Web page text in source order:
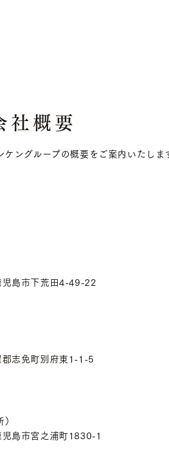
社概要
ングループの概要をご案内いたしま
島市下荒田4-49-22
志免町別府東1-1-5
島市宮之浦町1830-1